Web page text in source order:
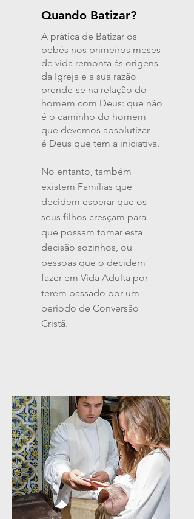
Quando Batizar?
A prática de Batizar os
bebés nos primeiros meses
de vida remonta às origens
da Igreja e a sua razão
prende-se na relação do
homem com Deus: que não
é o caminho do homem
que devemos absolutizar –
é Deus que tem a iniciativa.
No entanto, também
existem Famílias que
decidem esperar que os
seus filhos cresçam para
que possam tomar esta
decisão sozinhos, ou
pessoas que o decidem
fazer em Vida Adulta por
terem passado por um
período de Conversão
Cristã.